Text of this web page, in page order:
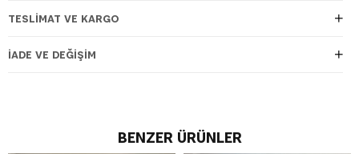
TESLIMAT VE KARGO
İADE VE DEĞIŞIM
BENZER ÜRÜNLER